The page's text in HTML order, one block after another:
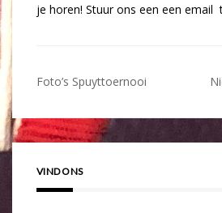
je horen! Stuur ons een een email
Bericht
Foto’s Spuyttoernooi
VIND ONS